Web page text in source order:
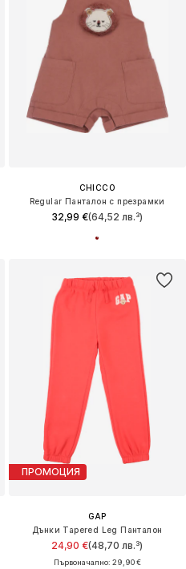
CHICCO
Regular Панталон с презрамки
32,99 €(64,52 лв.³)
ПРОМОЦИЯ
GAP
Дънки Tapered Leg Панталон
24,90 €(48,70 лв.³)
Първоначално: 29,90 €